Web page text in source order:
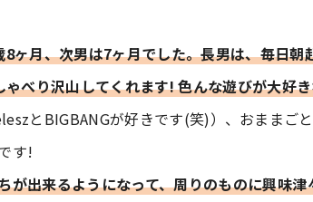
ヶ月、次男は7ヶ月でした。長男は、毎日朝
べり沢山してくれます! 色んな遊びが大好
とBIGBANGが好きです(笑)）、おままご
す!
が出来るようになって、周りのものに興味